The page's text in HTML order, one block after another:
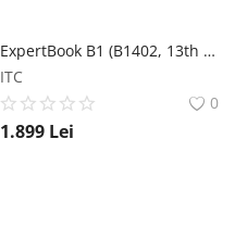
ExpertBook B1 (B1402, 13th Gen Intel) ASUS
ITC
0
1.899 Lei